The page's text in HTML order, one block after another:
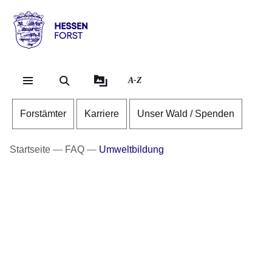
Hessen
Forst
A-Z
Forstämter Karriere Unser Wald / Spenden
Startseite FAQ Umweltbildung